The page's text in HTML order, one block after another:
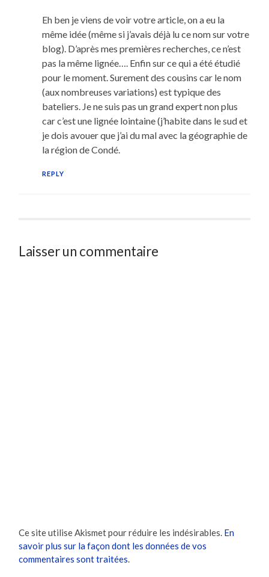
Eh ben je viens de voir votre article, on a eu la
même idée (même si j’avais déjà lu ce nom sur votre
blog). D’après mes premières recherches, ce n’est
pas la même lignée…. Enfin sur ce qui a été étudié
pour le moment. Surement des cousins car le nom
(aux nombreuses variations) est typique des
bateliers. Je ne suis pas un grand expert non plus
car c’est une lignée lointaine (j’habite dans le sud et
je dois avouer que j’ai du mal avec la géographie de
la région de Condé.
REPLY
Laisser un commentaire
Ce site utilise Akismet pour réduire les indésirables. En
savoir plus sur la façon dont les données de vos
commentaires sont traitées.